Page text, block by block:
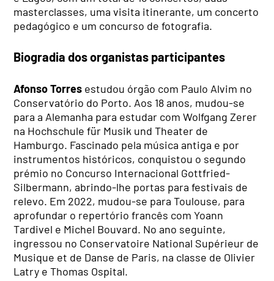
masterclasses, uma visita itinerante, um concerto
pedagógico e um concurso de fotografia.
Biogradia dos organistas participantes
Afonso Torres estudou órgão com Paulo Alvim no
Conservatório do Porto. Aos 18 anos, mudou-se
para a Alemanha para estudar com Wolfgang Zerer
na Hochschule für Musik und Theater de
Hamburgo. Fascinado pela música antiga e por
instrumentos históricos, conquistou o segundo
prémio no Concurso Internacional Gottfried-
Silbermann, abrindo-lhe portas para festivais de
relevo. Em 2022, mudou-se para Toulouse, para
aprofundar o repertório francês com Yoann
Tardivel e Michel Bouvard. No ano seguinte,
ingressou no Conservatoire National Supérieur de
Musique et de Danse de Paris, na classe de Olivier
Latry e Thomas Ospital.